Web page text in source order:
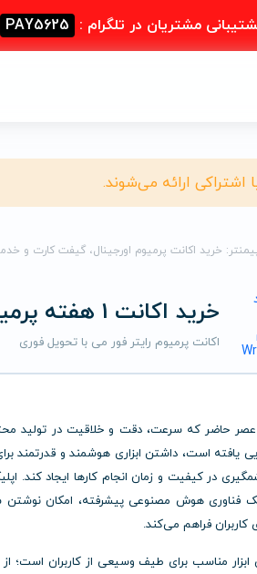
مشتریان در تلگرام : PAY5625
اشتراکی ارائه می‌شوند.
خرید اکانت پرمیوم اورجینال، گیفت کارت و
خرید اکانت 1 هفته پرمیوم رایتر فور می
اکانت پرمیوم رایتر فور می با تحویل فوری
عصر حاضر که سرعت، دقت و خلاقیت در تولید
یافته است، داشتن ابزاری هوشمند و قدرتمند
در کیفیت و زمان انجام کارها ایجاد کند.
فناوری هوش مصنوعی پیشرفته، امکان نوشتن
کاربران فراهم می‌کند.
ابزار مناسب برای طیف وسیعی از کاربران است؛